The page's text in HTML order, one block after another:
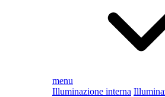
menu
Illuminazione interna